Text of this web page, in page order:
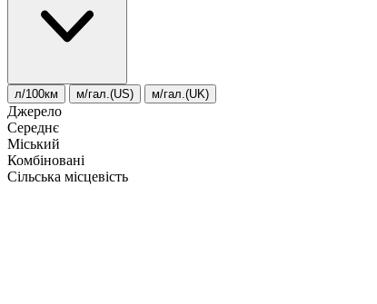
л/100км м/гал.(US) м/гал.(UK)
Джерело
Середнє
Міський
Комбіновані
Сільська місцевість